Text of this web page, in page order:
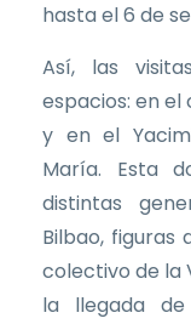
hasta el 6 de
Así, las
espacios: en el
y en el
María. Esta
distintas
Bilbao, figuras
colectivo de la
la llegada